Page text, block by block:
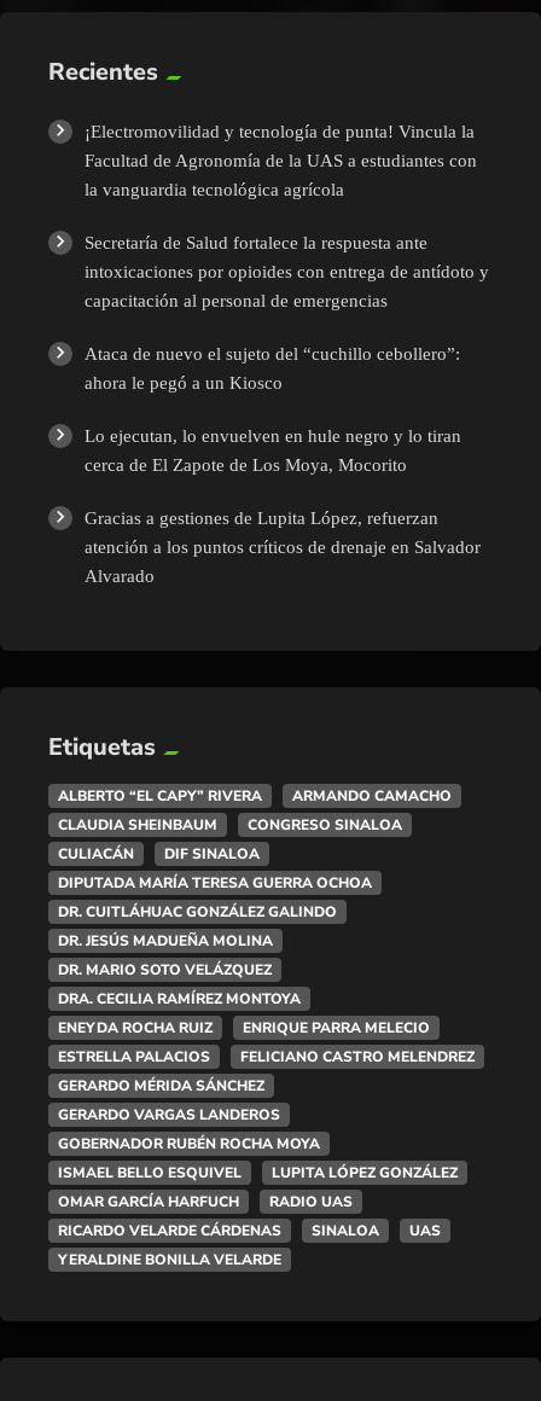
Recientes
¡Electromovilidad y tecnología de punta! Vincula la
Facultad de Agronomía de la UAS a estudiantes con
la vanguardia tecnológica agrícola
Secretaría de Salud fortalece la respuesta ante
intoxicaciones por opioides con entrega de antídoto y
capacitación al personal de emergencias
Ataca de nuevo el sujeto del “cuchillo cebollero”:
ahora le pegó a un Kiosco
Lo ejecutan, lo envuelven en hule negro y lo tiran
cerca de El Zapote de Los Moya, Mocorito
Gracias a gestiones de Lupita López, refuerzan
atención a los puntos críticos de drenaje en Salvador
Alvarado
Etiquetas
ALBERTO “EL CAPY” RIVERA
ARMANDO CAMACHO
CLAUDIA SHEINBAUM
CONGRESO SINALOA
CULIACÁN
DIF SINALOA
DIPUTADA MARÍA TERESA GUERRA OCHOA
DR. CUITLÁHUAC GONZÁLEZ GALINDO
DR. JESÚS MADUEÑA MOLINA
DR. MARIO SOTO VELÁZQUEZ
DRA. CECILIA RAMÍREZ MONTOYA
ENEYDA ROCHA RUIZ
ENRIQUE PARRA MELECIO
ESTRELLA PALACIOS
FELICIANO CASTRO MELENDREZ
GERARDO MÉRIDA SÁNCHEZ
GERARDO VARGAS LANDEROS
GOBERNADOR RUBÉN ROCHA MOYA
ISMAEL BELLO ESQUIVEL
LUPITA LÓPEZ GONZÁLEZ
OMAR GARCÍA HARFUCH
RADIO UAS
RICARDO VELARDE CÁRDENAS
SINALOA
UAS
YERALDINE BONILLA VELARDE